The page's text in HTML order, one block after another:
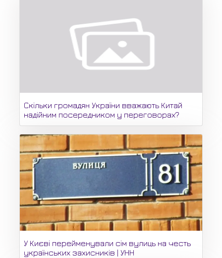
Скільки громадян України вважають Китай
надійним посередником у переговорах?
У Києві перейменували сім вулиць на честь
українських захисників | УНН